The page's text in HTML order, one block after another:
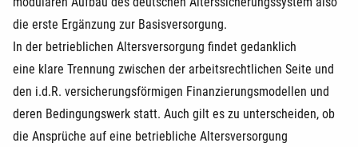
die erste Ergänzung zur Basisversorgung.
In der betrieblichen Altersversorgung findet gedanklich
eine klare Trennung zwischen der arbeitsrechtlichen Seite und
den i.d.R. versicherungsförmigen Finanzierungsmodellen und
deren Bedingungswerk statt. Auch gilt es zu unterscheiden, ob
die Ansprüche auf eine betriebliche Altersversorgung